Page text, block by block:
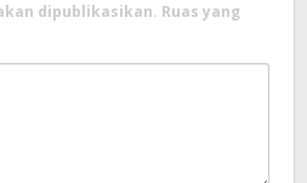
dipublikasikan. Ruas yang